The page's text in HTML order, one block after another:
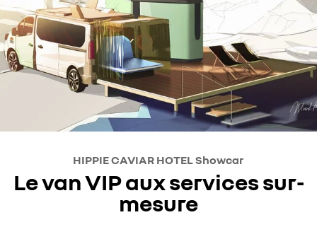
HIPPIE CAVIAR HOTEL Showcar
Le van VIP aux services sur-
mesure